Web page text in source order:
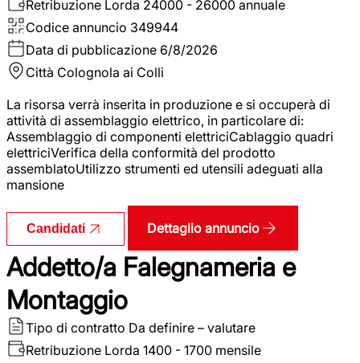
Retribuzione Lorda 24000 - 26000 annuale
Codice annuncio 349944
Data di pubblicazione 6/8/2026
Città Colognola ai Colli
La risorsa verrà inserita in produzione e si occuperà di
attività di assemblaggio elettrico, in particolare di:
Assemblaggio di componenti elettriciCablaggio quadri
elettriciVerifica della conformità del prodotto
assemblatoUtilizzo strumenti ed utensili adeguati alla
mansione
Candidati Dettaglio annuncio
Addetto/a Falegnameria e
Montaggio
Tipo di contratto Da definire – valutare
Retribuzione Lorda 1400 - 1700 mensile